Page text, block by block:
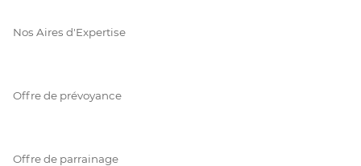
Nos Aires d'Expertise
Offre de prévoyance
Offre de parrainage